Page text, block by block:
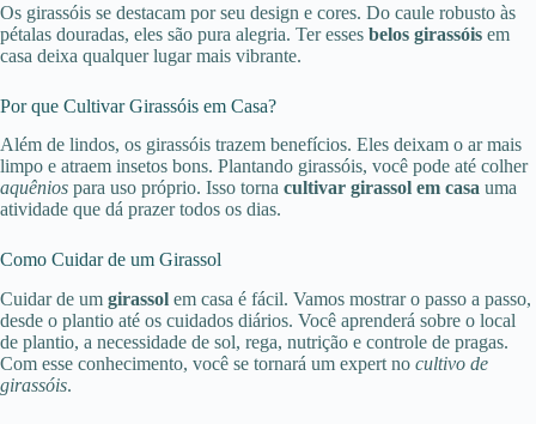
Os girassóis se destacam por seu design e cores. Do caule robusto às
pétalas douradas, eles são pura alegria. Ter esses belos girassóis em
casa deixa qualquer lugar mais vibrante.
Por que Cultivar Girassóis em Casa?
Além de lindos, os girassóis trazem benefícios. Eles deixam o ar mais
limpo e atraem insetos bons. Plantando girassóis, você pode até colher
aquênios para uso próprio. Isso torna cultivar girassol em casa uma
atividade que dá prazer todos os dias.
Como Cuidar de um Girassol
Cuidar de um girassol em casa é fácil. Vamos mostrar o passo a passo,
desde o plantio até os cuidados diários. Você aprenderá sobre o local
de plantio, a necessidade de sol, rega, nutrição e controle de pragas.
Com esse conhecimento, você se tornará um expert no cultivo de
girassóis.